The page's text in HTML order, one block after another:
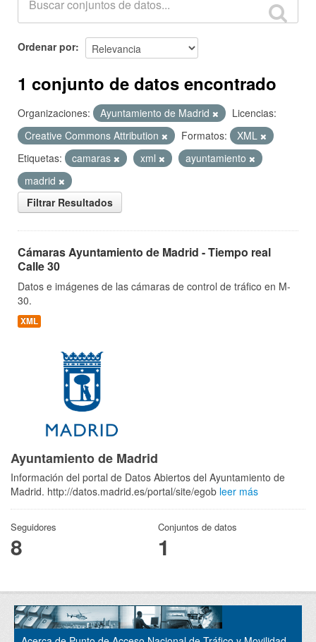
Ordenar por
1 conjunto de datos encontrado
Organizaciones: Ayuntamiento de Madrid
Licencias:
Creative Commons Attribution
Formatos:
XML
Etiquetas:
camaras xml
ayuntamiento
madrid
Filtrar Resultados
Cámaras Ayuntamiento de Madrid - Tiempo real
Calle 30
Datos e imágenes de las cámaras de control de tráfico en M-
30.
XML
Ayuntamiento de Madrid
Información del portal de Datos Abiertos del Ayuntamiento de
Madrid. http://datos.madrid.es/portal/site/egob leer más
Seguidores
8
Conjuntos de datos
1